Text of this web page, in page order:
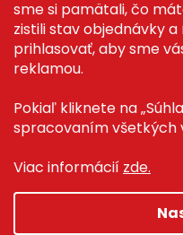
sme si pamätali, čo
zistili stav objednávky
prihlasovať, aby sme
reklamou.
Pokiaľ kliknete na
spracovaním všetkých
Viac informácií zde.
Recenze ✅
Magazín PLAZA News™
Můj účet
Registrace
Přihlášení
Copyright 2026
Grafický návrh vytvořil a